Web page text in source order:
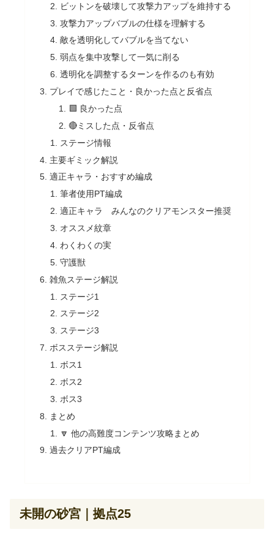
ビットンを破壊して攻撃力アップを維持する
攻撃力アップバブルの仕様を理解する
敵を透明化してバブルを当てない
弱点を集中攻撃して一気に削る
透明化を調整するターンを作るのも有効
プレイで感じたこと・良かった点と反省点
🟩 良かった点
🔴ミスした点・反省点
ステージ情報
主要ギミック解説
適正キャラ・おすすめ編成
筆者使用PT編成
適正キャラ みんなのクリアモンスター推奨
オススメ紋章
わくわくの実
守護獣
雑魚ステージ解説
ステージ1
ステージ2
ステージ3
ボスステージ解説
ボス1
ボス2
ボス3
まとめ
🔽 他の高難度コンテンツ攻略まとめ
過去クリアPT編成
未開の砂宮｜拠点25